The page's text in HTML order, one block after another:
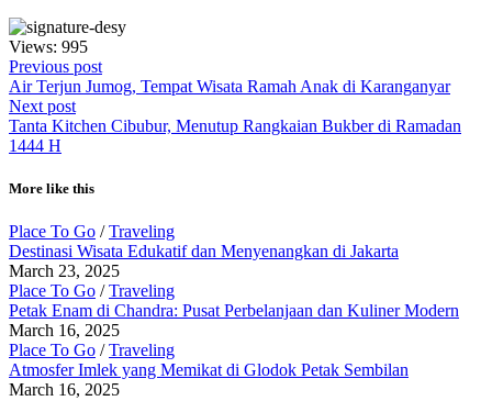
Views: 995
Previous post
Air Terjun Jumog, Tempat Wisata Ramah Anak di Karanganyar
Next post
Tanta Kitchen Cibubur, Menutup Rangkaian Bukber di Ramadan
1444 H
More like this
Place To Go /Traveling
Destinasi Wisata Edukatif dan Menyenangkan di Jakarta
March 23, 2025
Place To Go /Traveling
Petak Enam di Chandra: Pusat Perbelanjaan dan Kuliner Modern
March 16, 2025
Place To Go /Traveling
Atmosfer Imlek yang Memikat di Glodok Petak Sembilan
March 16, 2025